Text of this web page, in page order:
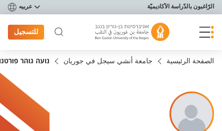
תפריט נגישות
الرّاغبون بالدّراسة الأكاديميّة عربيه
للتسجيل
الصفحة الرئيسية جامعة أنشي سيجل في جوريان נועה גוהר